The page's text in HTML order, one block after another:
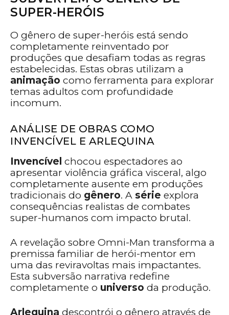
SUPER-HERÓIS
O gênero de super-heróis está sendo
completamente reinventado por
produções que desafiam todas as regras
estabelecidas. Estas obras utilizam a
animação como ferramenta para explorar
temas adultos com profundidade
incomum.
ANÁLISE DE OBRAS COMO
INVENCÍVEL E ARLEQUINA
Invencível chocou espectadores ao
apresentar violência gráfica visceral, algo
completamente ausente em produções
tradicionais do gênero. A série explora
consequências realistas de combates
super-humanos com impacto brutal.
A revelação sobre Omni-Man transforma a
premissa familiar de herói-mentor em
uma das reviravoltas mais impactantes.
Esta subversão narrativa redefine
completamente o universo da produção.
Arlequina descontrói o gênero através de